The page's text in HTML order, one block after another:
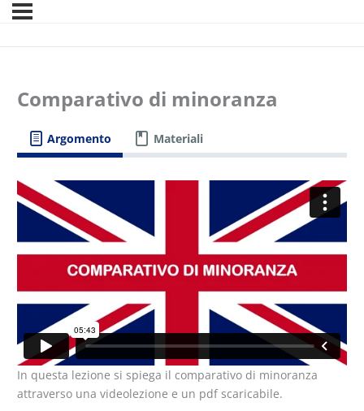
Comparativo di minoranza
Argomento Materiali
In questa lezione si spiega il comparativo di minoranza
attraverso una videolezione e un pdf scaricabile.